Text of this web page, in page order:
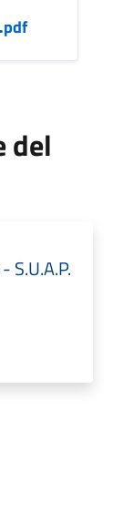
del
S.U.A.P.